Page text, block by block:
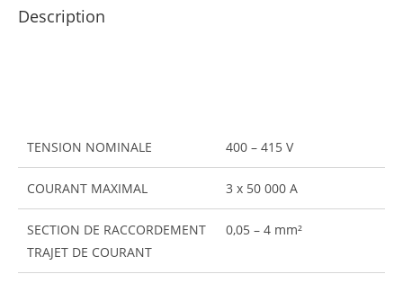
Description
TENSION NOMINALE 400 – 415 V
COURANT MAXIMAL 3 x 50 000 A
SECTION DE RACCORDEMENT
TRAJET DE COURANT
0,05 – 4 mm²